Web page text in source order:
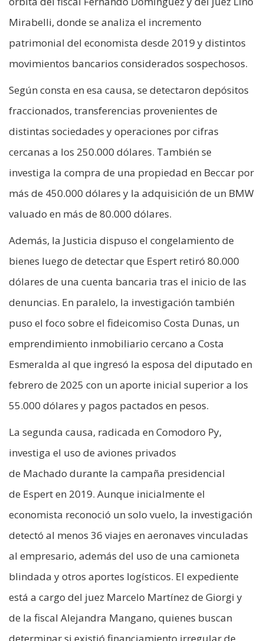
Mirabelli, donde se analiza el incremento
patrimonial del economista desde 2019 y distintos
movimientos bancarios considerados sospechosos.
Según consta en esa causa, se detectaron depósitos
fraccionados, transferencias provenientes de
distintas sociedades y operaciones por cifras
cercanas a los 250.000 dólares. También se
investiga la compra de una propiedad en Beccar por
más de 450.000 dólares y la adquisición de un BMW
valuado en más de 80.000 dólares.
Además, la Justicia dispuso el congelamiento de
bienes luego de detectar que Espert retiró 80.000
dólares de una cuenta bancaria tras el inicio de las
denuncias. En paralelo, la investigación también
puso el foco sobre el fideicomiso Costa Dunas, un
emprendimiento inmobiliario cercano a Costa
Esmeralda al que ingresó la esposa del diputado en
febrero de 2025 con un aporte inicial superior a los
55.000 dólares y pagos pactados en pesos.
La segunda causa, radicada en Comodoro Py,
investiga el uso de aviones privados
de Machado durante la campaña presidencial
de Espert en 2019. Aunque inicialmente el
economista reconoció un solo vuelo, la investigación
detectó al menos 36 viajes en aeronaves vinculadas
al empresario, además del uso de una camioneta
blindada y otros aportes logísticos. El expediente
está a cargo del juez Marcelo Martínez de Giorgi y
de la fiscal Alejandra Mangano, quienes buscan